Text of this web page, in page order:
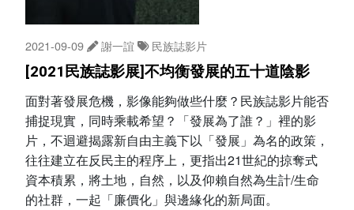
2021-09-09 謝一誼 民族誌影片
[2021民族誌影展]不均衡發展的五十道陰影
面對著發展危機，影像能夠做些什麼？民族誌影片能否
捕捉現實，同時乘載希望？「發展為了誰？」裡的影
片，不迴避揭露新自由主義下以「發展」為名的政策，
往往建立在反民主的程序上，更指出21世紀的掠奪式
資本積累，將土地，自然，以及仰賴自然為生計/生命
的社群，一起「廉價化」與邊緣化的新局面。